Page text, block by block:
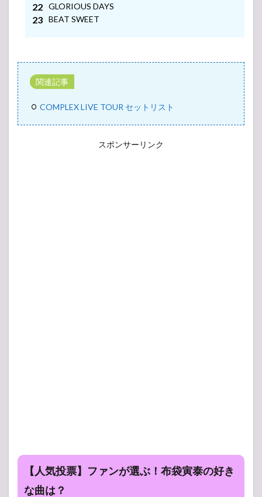
Anniversary
～Double
6.7
HOTEI
40th
Double Fantasy
GLORIOUS DAYS
BEAT SWEET
関連記事
COMPLEX LIVE TOUR セットリスト
スポンサーリンク
【人気投票】ファンが選ぶ！布袋寅泰の好き
な曲は？